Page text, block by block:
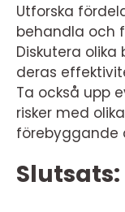
Utforska
behandla och
Diskutera
deras
Ta också upp
risker med
förebyggande
Slutsats: